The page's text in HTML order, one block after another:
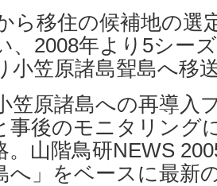
ら移住の候補地の選
、2008年より5シー
小笠原諸島聟島へ移
笠原諸島への再導入
事後のモニタリング
。山階鳥研NEWS
へ」をベースに最新